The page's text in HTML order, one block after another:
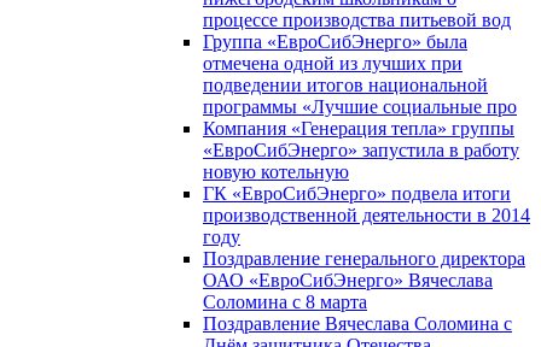
процессе производства питьевой вод
Группа «ЕвроСибЭнерго» была
отмечена одной из лучших при
подведении итогов национальной
программы «Лучшие социальные про
Компания «Генерация тепла» группы
«ЕвроСибЭнерго» запустила в работу
новую котельную
ГК «ЕвроСибЭнерго» подвела итоги
производственной деятельности в 2014
году
Поздравление генерального директора
ОАО «ЕвроСибЭнерго» Вячеслава
Соломина с 8 марта
Поздравление Вячеслава Соломина с